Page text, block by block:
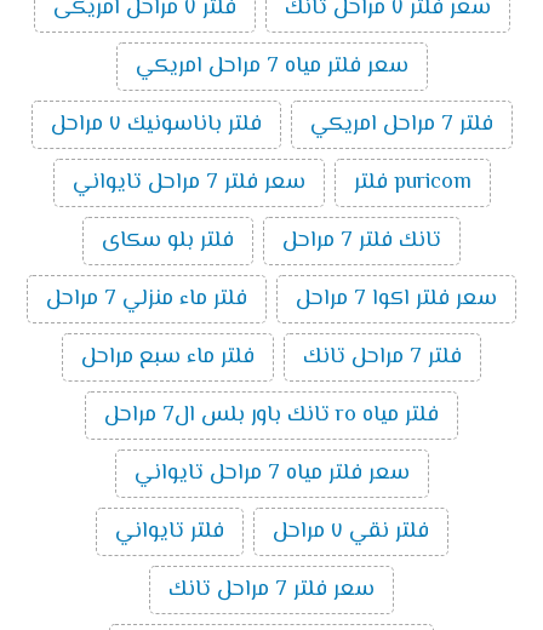
سعر فلتر ٧ مراحل تانك
فلتر ٧ مراحل امريكى
سعر فلتر مياه 7 مراحل امريكي
فلتر 7 مراحل امريكي
فلتر باناسونيك ٧ مراحل
puricom فلتر
سعر فلتر 7 مراحل تايواني
تانك فلتر 7 مراحل
فلتر بلو سكاى
سعر فلتر اكوا 7 مراحل
فلتر ماء منزلي 7 مراحل
فلتر 7 مراحل تانك
فلتر ماء سبع مراحل
فلتر مياه ro تانك باور بلس ال7 مراحل
سعر فلتر مياه 7 مراحل تايواني
فلتر نقي ٧ مراحل
فلتر تايواني
سعر فلتر 7 مراحل تانك